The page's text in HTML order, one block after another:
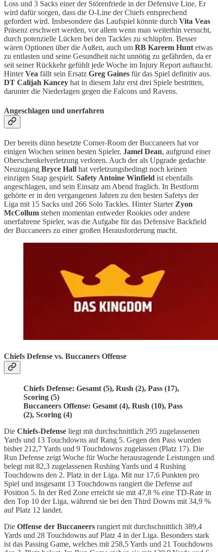
Loss und 3 Sacks einer der Störenfriede in der Defensive Line. Er
wird dafür sorgen, dass die O-Line der Chiefs entsprechend
gefordert wird. Insbesondere das Laufspiel könnte durch Vita Veas
Präsenz erschwert werden, vor allem wenn man weiterhin versucht,
durch potenzielle Lücken bei den Tackles zu schlüpfen. Besser
wären Optionen über die Außen, auch um RB Kareem Hunt etwas
zu entlasten und seine Gesundheit nicht unnötig zu gefährden, da er
seit seiner Rückkehr gefühlt jede Woche im Injury Report auftaucht.
HinterVea fällt sein Ersatz Greg Gaines für das Spiel definitiv aus.
DT Calijah Kancey hat in diesem Jahr erst drei Spiele bestritten,
darunter die Niederlagen gegen die Falcons und Ravens.
Angeschlagen und unerfahren
Der bereits dünn besetzte Corner-Room der Buccaneers hat vor
einigen Wochen seinen besten Spieler, Jamel Dean, aufgrund einer
Oberschenkelverletzung verloren. Auch der als Upgrade gedachte
Neuzugang Bryce Hall hat verletzungsbedingt noch keinen
einzigen Snap gespielt. Safety Antoine Winfield ist ebenfalls
angeschlagen, und sein Einsatz am Abend fraglich. In Bestform
gehörte er in den vergangenen Jahren zu den besten Safetys der
Liga mit 15 Sacks und 266 Solo Tackles. Hinter Starter Zyon
McCollum stehen momentan entweder Rookies oder andere
unerfahrene Spieler, was die Aufgabe für das Defensive Backfield
der Buccaneers zu einer großen Herausforderung macht.
Chiefs Defense vs. Buccaners Offense
Chiefs Defense: Gesamt (5), Rush (2), Pass (17),
Scoring (5)
Buccaneers Offense: Gesamt (4), Rush (10), Pass
(2), Scoring (4)
Die Chiefs-Defense liegt mit durchschnittlich 295 zugelassenen
Yards und 13 Touchdowns auf Rang 5. Gegen den Pass wurden
bisher 212,7 Yards und 9 Touchdowns zugelassen (Platz 17). Die
Run Defense zeigt Woche für Woche herausragende Leistungen und
belegt mit 82,3 zugelassenen Rushing Yards und 4 Rushing
Touchdowns den 2. Platz in der Liga. Mit nur 17,6 Punkten pro
Spiel und insgesamt 13 Touchdowns rangiert die Defense auf
Position 5. In der Red Zone erreicht sie mit 47,8 % eine TD-Rate in
den Top 10 der Liga, während sie bei den Third Downs mit 34,9 %
auf Platz 12 landet.
Die Offense der Buccaneers rangiert mit durchschnittlich 389,4
Yards und 28 Touchdowns auf Platz 4 in der Liga. Besonders stark
ist das Passing Game, welches mit 258,5 Yards und 21 Touchdowns